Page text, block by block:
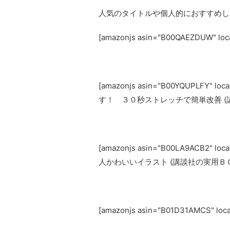
人気のタイトルや個人的におすすめ
[amazonjs asin="B00QAEZDUW"
[amazonjs asin="B00YQUPLFY"
す！ ３０秒ストレッチで簡単改善 (
[amazonjs asin="B00LA9ACB2"
人かわいいイラスト (講談社の実用Ｂ
[amazonjs asin="B01D31AMCS"